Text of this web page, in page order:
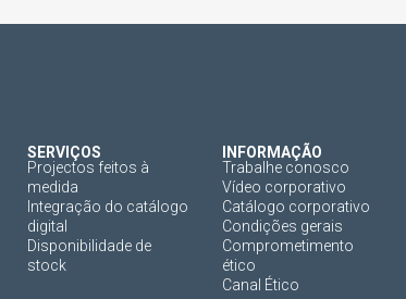
SERVIÇOS
Projectos feitos à
medida
Integração do catálogo
digital
Disponibilidade de
stock
INFORMAÇÃO
Trabalhe conosco
Vídeo corporativo
Catálogo corporativo
Condições gerais
Comprometimento
ético
Canal Ético